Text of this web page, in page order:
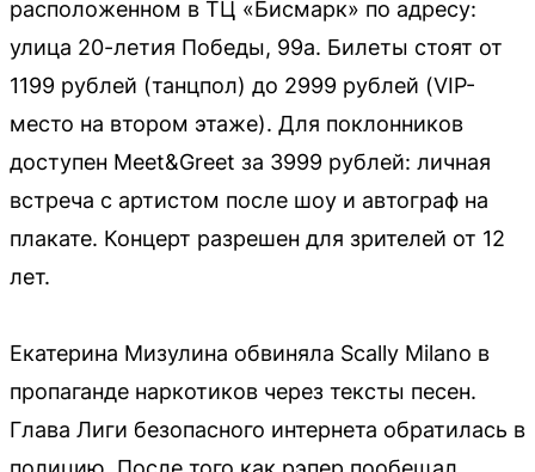
расположенном в ТЦ «Бисмарк» по адресу:
улица 20-летия Победы, 99а. Билеты стоят от
1199 рублей (танцпол) до 2999 рублей (VIP-
место на втором этаже). Для поклонников
доступен Meet&Greet за 3999 рублей: личная
встреча с артистом после шоу и автограф на
плакате. Концерт разрешен для зрителей от 12
лет.
Екатерина Мизулина обвиняла Scally Milano в
пропаганде наркотиков через тексты песен.
Глава Лиги безопасного интернета обратилась в